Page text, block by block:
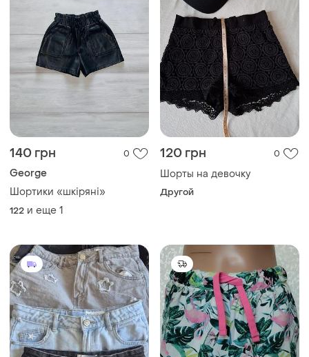
140 грн 0
George
Шортики «шкіряні»
122 и еще 1
120 грн 0
Шорты на девочку
Другой